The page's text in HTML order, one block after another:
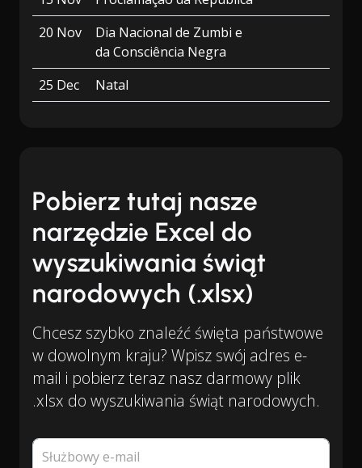
20 Nov
Dia Nacional de Zumbi e
da Consciência Negra
25 Dec
Natal
Pobierz tutaj nasze
narzędzie Excel do
wyszukiwania świąt
narodowych (.xlsx)
Chcesz szybko znaleźć święta państwowe
w dowolnym kraju? Wpisz swój adres e-
mail i pobierz teraz nasz darmowy plik
.xlsx do wyszukiwania świąt narodowych.
Służbowy e-mail